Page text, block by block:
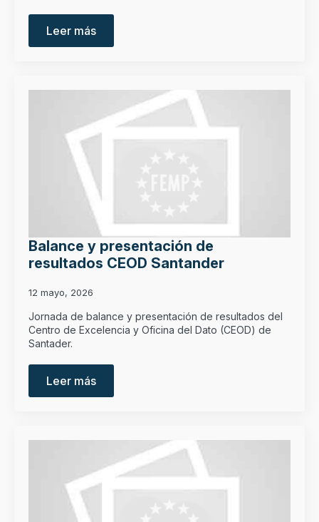
Leer más
Balance y presentación de
resultados CEOD Santander
12 mayo, 2026
Jornada de balance y presentación de resultados del
Centro de Excelencia y Oficina del Dato (CEOD) de
Santader.
Leer más